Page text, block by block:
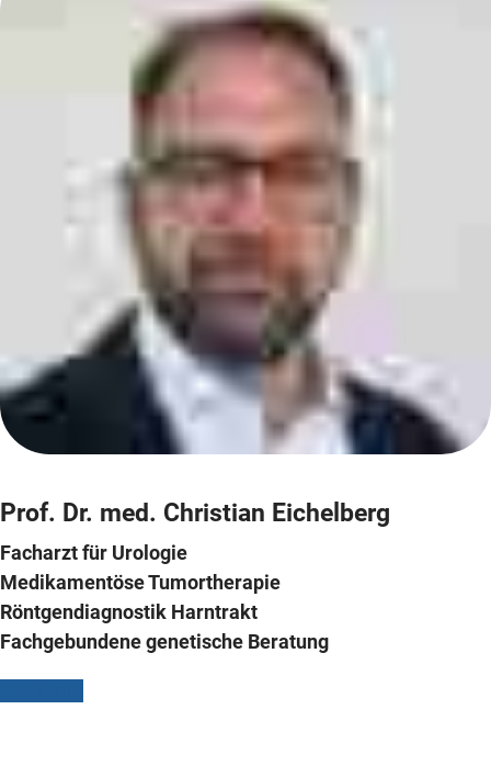
Prof. Dr. med. Christian Eichelberg
Facharzt für Urologie
Medikamentöse Tumortherapie
Röntgendiagnostik Harntrakt
Fachgebundene genetische Beratung